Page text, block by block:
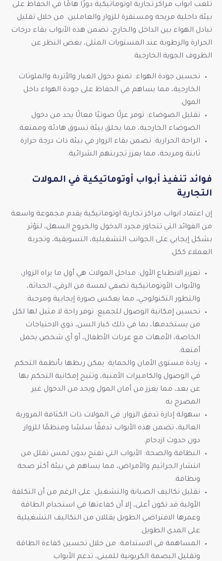
تلعب ابواب مراكز تجارية اوتوماتيكية دورًا هامًا في الحفاظ على
بيئة داخلية مريحة ومستقرة للزوار والعاملين. من خلال تقليل
تبادل الهواء بين الداخل والخارج، تضمن هذه الأبواب بقاء درجات
الحرارة والرطوبة عند المستويات المثلى، بغض النظر عن
الظروف الجوية الخارجية.
تحسين جودة الهواء: تمنع دخول الغبار والأتربة والملوثات
الخارجية، مما يساهم في الحفاظ على جودة الهواء داخل
المول.
تقليل الضوضاء: توفر عزلًا صوتيًا فعالًا يحد من دخول
الضوضاء الخارجية، مما يخلق بيئة تسوق هادئة وممتعة.
الراحة الحرارية: تضمن بقاء الزوار في بيئة ذات درجة حرارة
ثابتة ومريحة، مما يعزز تجربتهم الشرائية.
فوائد تنفيذ أبواب أوتوماتيكية في المولات
التجارية
إن اعتماد ابواب مراكز تجارية اوتوماتيكية يقدم مجموعة واسعة
من الفوائد التي تتجاوز مجرد الدخول والخروج السهل، لتؤثر
بشكل إيجابي على الجوانب التشغيلية، التسويقية، وتجربة
العملاء ككل.
تعزيز الانطباع الأول: مداخل المولات هي أول ما يراه الزوار،
والأبواب الأوتوماتيكية تضفي لمسة من الرقي، الحداثة،
والتطور التكنولوجي، مما يعكس صورة إيجابية ومرحبة.
تحسين إمكانية الوصول للجميع: توفر راحة لا مثيل لها لكل
من يستخدمها، بما في ذلك كبار السن، ذوي الاحتياجات
الخاصة، الأمهات مع عربات الأطفال، أو أي شخص يحمل
أمتعة.
زيادة مستوى الأمان والحماية: يمكن ربطها بأنظمة التحكم
في الوصول والكاميرات الأمنية، وتتيح إمكانية التحكم بها
عن بعد، مما يعزز من أمان المول ويحد من الدخول غير
المصرح به.
سهولة إدارة تدفق الزوار: في المولات ذات الكثافة المرورية
العالية، تضمن هذه الأبواب تدفقًا سلسًا ومنظمًا للزوار
دون حدوث ازدحام.
النظافة والصحة: الأبواب التي تفتح بدون لمس تقلل من
انتشار الجراثيم والأمراض، مما يساهم في بيئة أكثر صحة
ونظافة.
تقليل تكاليف الصيانة والتشغيل: على الرغم من أن التكلفة
الأولية قد تكون أعلى، إلا أن كفاءتها في استخدام الطاقة
وعمرها الافتراضي الطويل يقللان من التكاليف التشغيلية
على المدى الطويل.
المساهمة في الاستدامة: من خلال تحسين كفاءة الطاقة
وتقليل البصمة الكربونية للمبنى، تدعم الأبواب